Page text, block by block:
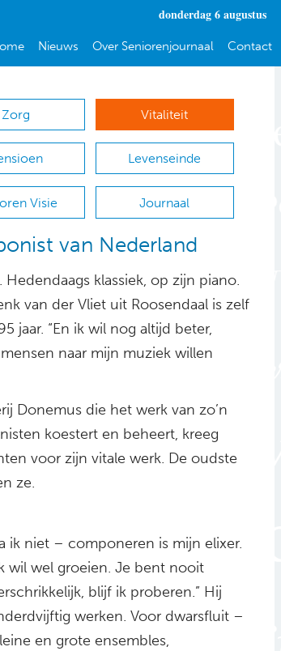
donderdag 6 augustus
Nieuws Over Seniorenjournaal Contact
Zorg Vitaliteit
Levenseinde
Visie Journaal
van Nederland
klassiek, op zijn piano.
van der Vliet uit Roosendaal is zelf
jaar. “En ik wil nog altijd beter,
naar mijn muziek willen
Donemus die het werk van zo’n
koestert en beheert, kreeg
voor zijn vitale werk. De oudste
ze.
ik niet – componeren is mijn elixer.
wil wel groeien. Je bent nooit
blijf ik proberen.” Hij
werken. Voor dwarsfluit –
en grote ensembles,